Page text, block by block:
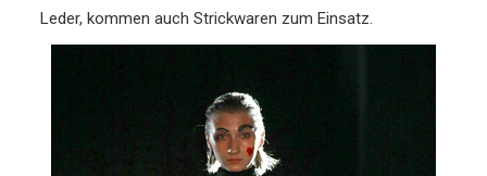
Leder, kommen auch Strickwaren zum Einsatz.